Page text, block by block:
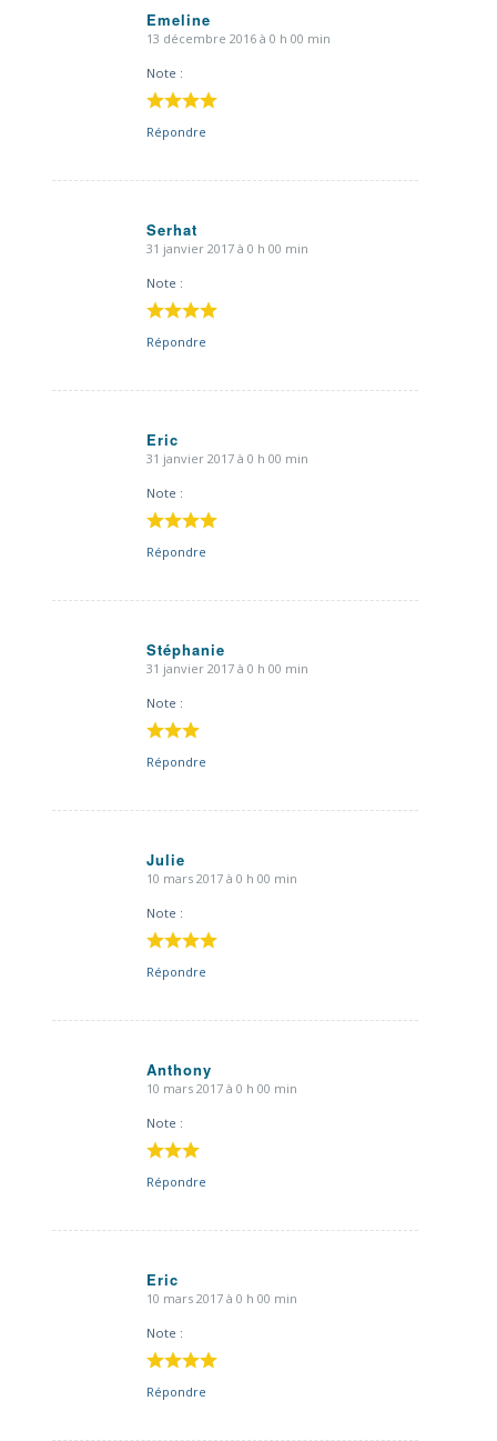
Emeline
dit
13 décembre 2016 à 0 h 00 min
Note :
Répondre
Serhat
dit
31 janvier 2017 à 0 h 00 min
Note :
Répondre
Eric
dit
31 janvier 2017 à 0 h 00 min
Note :
Répondre
Stéphanie
dit
31 janvier 2017 à 0 h 00 min
Note :
Répondre
Julie
dit
10 mars 2017 à 0 h 00 min
Note :
Répondre
Anthony
dit
10 mars 2017 à 0 h 00 min
Note :
Répondre
Eric
dit
10 mars 2017 à 0 h 00 min
Note :
Répondre